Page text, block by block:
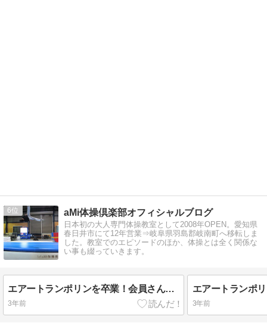
6 aMi体操倶楽部オフィシャルブログ
日本初の大人専門体操教室として2008年OPEN。愛知県
春日井市にて12年営業⇒岐阜県羽島郡岐南町へ移転しま
した。教室でのエピソードのほか、体操とは全く関係な
い事も綴っていきます。
エアートランポリンを卒業！会員さん達の成長ぶりをお届けします
3年前 3年前